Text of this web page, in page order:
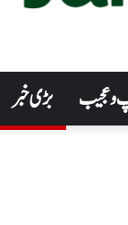
و عجیب بڑی خبر